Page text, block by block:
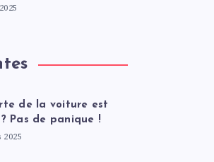
de la voiture est
Pas de panique !
2025